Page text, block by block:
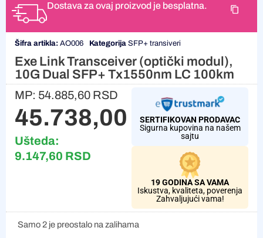
Dostava za ovaj proizvod je besplatna.
Šifra artikla: AO006 Kategorija SFP+ transiveri
Exe Link Transceiver (optički modul),
10G Dual SFP+ Tx1550nm LC 100km
MP: 54.885,60 RSD
45.738,00 RSD
Ušteda:
9.147,60 RSD
SERTIFIKOVAN PRODAVAC
Sigurna kupovina na našem
sajtu
19 GODINA SA VAMA
Iskustva, kvaliteta, poverenja
Zahvaljujući vama!
Samo 2 je preostalo na zalihama